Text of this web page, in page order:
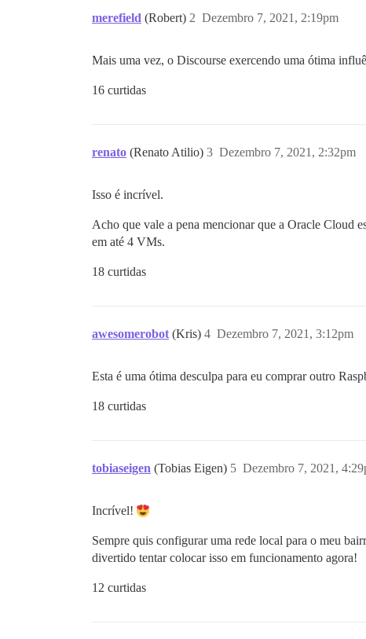
merefield (Robert) Dezembro 7, 2021, 2:19pm
2
Mais uma vez, o Discourse exercendo uma ótima
16 curtidas
renato (Renato Atilio) Dezembro 7, 2021, 2:32pm
3
Isso é incrível.
Acho que vale a pena mencionar que a Oracle Cloud
em até 4 VMs.
18 curtidas
awesomerobot (Kris) Dezembro 7, 2021, 3:12pm
4
Esta é uma ótima desculpa para eu comprar outro
18 curtidas
tobiaseigen (Tobias Eigen) Dezembro 7, 2021,
5
Incrível!
Sempre quis configurar uma rede local para o meu
divertido tentar colocar isso em funcionamento agora!
12 curtidas